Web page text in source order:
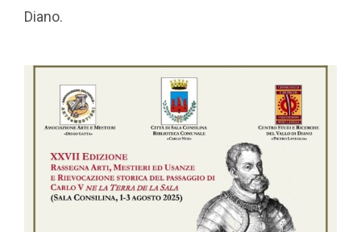
Diano.